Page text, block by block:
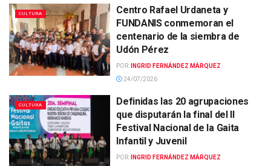
CULTURA
Centro Rafael Urdaneta y
FUNDANIS conmemoran el
centenario de la siembra de
Udón Pérez
POR:
INGRID FERNÁNDEZ MÁRQUEZ
24/07/2026
CULTURA
Definidas las 20 agrupaciones
que disputarán la final del II
Festival Nacional de la Gaita
Infantil y Juvenil
POR:
INGRID FERNÁNDEZ MÁRQUEZ